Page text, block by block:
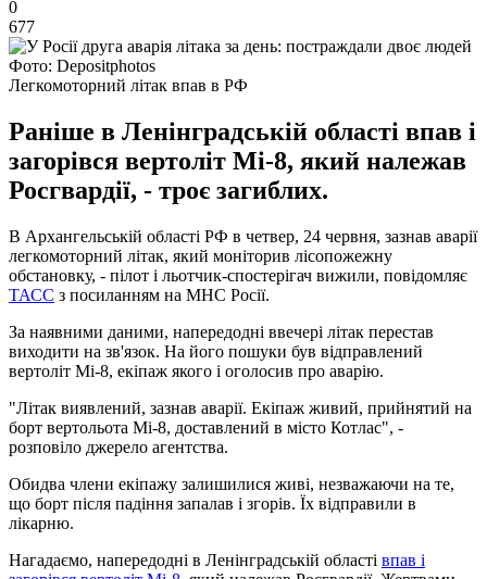
0
677
Фото: Depositphotos
Легкомоторний літак впав в РФ
Раніше в Ленінградській області впав і
загорівся вертоліт Мі-8, який належав
Росгвардії, - троє загиблих.
В Архангельській області РФ в четвер, 24 червня, зазнав аварії
легкомоторний літак, який моніторив лісопожежну
обстановку, - пілот і льотчик-спостерігач вижили, повідомляє
ТАСС з посиланням на МНС Росії.
За наявними даними, напередодні ввечері літак перестав
виходити на зв'язок. На його пошуки був відправлений
вертоліт Мі-8, екіпаж якого і оголосив про аварію.
"Літак виявлений, зазнав аварії. Екіпаж живий, прийнятий на
борт вертольота Мі-8, доставлений в місто Котлас", -
розповіло джерело агентства.
Обидва члени екіпажу залишилися живі, незважаючи на те,
що борт після падіння запалав і згорів. Їх відправили в
лікарню.
Нагадаємо, напередодні в Ленінградській області впав і